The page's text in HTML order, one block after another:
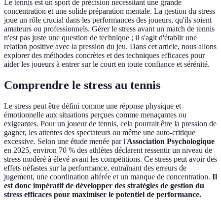
Le tennis est un sport de précision nécessitant une grande
concentration et une solide préparation mentale. La gestion du stress
joue un rôle crucial dans les performances des joueurs, qu'ils soient
amateurs ou professionnels. Gérer le stress avant un match de tennis
n'est pas juste une question de technique ; il s'agit d'établir une
relation positive avec la pression du jeu. Dans cet article, nous allons
explorer des méthodes concrètes et des techniques efficaces pour
aider les joueurs à entrer sur le court en toute confiance et sérénité.
Comprendre le stress au tennis
Le stress peut être défini comme une réponse physique et
émotionnelle aux situations perçues comme menaçantes ou
exigeantes. Pour un joueur de tennis, cela pourrait être la pression de
gagner, les attentes des spectateurs ou même une auto-critique
excessive. Selon une étude menée par l'Association Psychologique
en 2025, environ 70 % des athlètes déclarent ressentir un niveau de
stress modéré à élevé avant les compétitions. Ce stress peut avoir des
effets néfastes sur la performance, entraînant des erreurs de
jugement, une coordination altérée et un manque de concentration. Il
est donc impératif de développer des stratégies de gestion du
stress efficaces pour maximiser le potentiel de performance.